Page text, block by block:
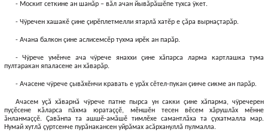
- Москит сеткине ан шанăр – вăл ачан йывăрăшĕпе тухса ÿкет.
- Чÿречен хашакĕ çине çирĕплетмелли ятарлă хатĕр е çăра вырнаçтарăр.
- Ачана балкон çине аслисемсĕр тухма ирĕк ан парăр.
- Чÿрече умĕнче ача чÿрече янаххи çине хăпарса ларма картлашка тума
пултаракан япаласене ан хăварăр.
- Ачасене чÿрече çывăхĕнчи кравать е урăх сĕтел-пукан çинче сикме ан парăр.
Ачасем уçă хăварнă чÿрече патне пырса ун сакки çине хăпарма, чÿречерен
пуçĕсене кăларса пăхма юратаççĕ, мĕншĕн тесен вĕсем хăрушлăх мĕнне
ăнланмаççĕ. Çавăнпа та ашшĕ-амăшĕ тимлĕхе самантлăха та çухатмалла мар.
Нумай хутлă çуртсенче пурăнакансен уйрăмах асăрхануллă пулмалла.